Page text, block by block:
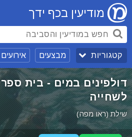
מודיעין בכף ידך
קטגוריות מבצעים אירועים
דולפינים במים - בית ספר
לשחייה
שילת (ראו מפה)